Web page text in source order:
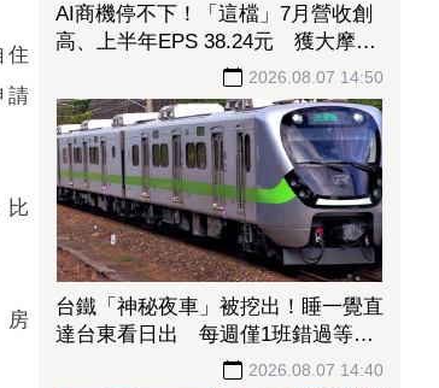
住
請
比
房
AI商機停不下！「這檔」7月營收創
高、上半年EPS 38.24元 獲大摩喊
買、12000元目標價
2026.08.07 14:50
台鐵「神秘夜車」被挖出！睡一覺直
達台東看日出 每週僅1班錯過等下
2026.08.07 14:40